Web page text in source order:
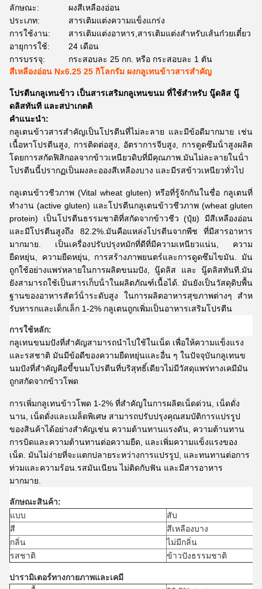
ลักษณะ:
ผงสีเหลืองอ่อน
ประเภท:
สารเติมแต่งความแข็งแกร่ง
การใช้งาน:
สารเติมแต่งอาหาร,สารเติมแต่งสำหรับเส้นก๋วยเตี๋ยว
อายุการใช้:
24 เดือน
การบรรจุ:
กระสอบละ 25 กก. หรือ กระสอบละ 1 ตัน
สีเหลืองอ่อน Nx6.25 25 กิโลกรัม ผงกลูเทนข้าวสารสําคัญ
โปรตีนกลูเทนข้าว เป็นสารเสริมกลูเทนขนม ที่ใช้สําหรับ นู๊ดลิส นู๊
ดลิสทันที และสปาเกตติ
คําแนะนํา:
กลูเตนข้าวสารสําคัญเป็นโปรตีนที่ไม่ละลาย และมีข้อดีมากมาย เช่น
เนื้อหาโปรตีนสูง, การติดต่อสูง, อัตราการจีบสูง, การดูดซึมน้ําสูงผลิต
โดยการสกัดฟิสิกอลจากข้าวเหนียวดิบที่มีคุณภาพ.มันไม่ละลายในน้ํา
โปรตีนนี้ปรากฏเป็นผงละอองสีเหลืองบาง และมีรสข้าวเหนียวทั่วไป
กลูเตนข้าวชีวภาพ (Vital wheat gluten) หรือที่รู้จักกันในชื่อ กลูเตนที่
ทํางาน (active gluten) และโปรตีนกลูเตนข้าวชีวภาพ (wheat gluten
protein) เป็นโปรตีนธรรมชาติที่สกัดจากข้าวชีว (ปุ๋ย) มีสีเหลืองอ่อน
และมีโปรตีนสูงถึง 82.2%.มันคือแหล่งโปรตีนจากพืช ที่มีสารอาหาร
มากมาย. เป็นเครื่องปรับปรุงหมักที่ดีที่มีความเหนียวแน่น, ความ
ยืดหยุ่น, ความยืดหยุ่น, การสร้างภาพยนตร์และการดูดซึมไขมัน. มัน
ถูกใช้อย่างแพร่หลายในการผลิตขนมปัง, นู๊ดลิส และ นู๊ดลิสทันที.มัน
ยังสามารถใช้เป็นสารเก็บน้ําในผลิตภัณฑ์เนื้อได้. มันยังเป็นวัสดุดิบพื้น
ฐานของอาหารสัตว์น้ําระดับสูง ในการผลิตอาหารสุขภาพต่างๆ สําห
รับทารกและเด็กเล็ก 1-2% กลูเตนถูกเพิ่มเป็นอาหารเสริมโปรตีน
การใช้หลัก:
กลูเทนขนมปังที่สําคัญสามารถนําไปใช้ในเน็ด เพื่อให้ความแข็งแรง
และรสชาติ มันมีข้อดีของความยืดหยุ่นและอื่น ๆ ในปัจจุบันกลูเทนข
นมปังที่สําคัญคือขี้ขนมโปรตีนที่บริสุทธิ์เดียวไม่มีวัสดุแพร่ทางเคมีมัน
ถูกสกัดจากข้าวโพด
การเพิ่มกลูเทนข้าวโพด 1-2% ที่สําคัญในการผลิตเน็ดด่วน, เน็ดดั่ง
นาน, เน็ดดั่งและเมล็ดพิเศษ สามารถปรับปรุงคุณสมบัติการแปรรูป
ของสินค้าได้อย่างสําคัญเช่น ความต้านทานแรงดัน, ความต้านทาน
การบิดและความต้านทานต่อความยืด, และเพิ่มความแข็งแรงของ
เน็ด. มันไม่ง่ายที่จะแตกปลายระหว่างการแปรรูป, และทนทานต่อการ
ท่วมและความร้อน.รสมันเนียน ไม่ติดกับฟัน และมีสารอาหาร
มากมาย.
ลักษณะสินค้า:
แบบ
สับ
สี
สีเหลืองบาง
กลิ่น
ไม่มีกลิ่น
รสชาติ
ข้าวปังธรรมชาติ
ปารามิเตอร์ทางกายภาพและเคมี